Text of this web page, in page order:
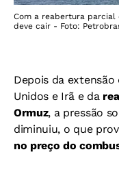
Com a reabertura
deve cair - Foto:
Depois da extensão
Unidos e Irã e da
Ormuz, a pressão
diminuiu, o que
no preço do